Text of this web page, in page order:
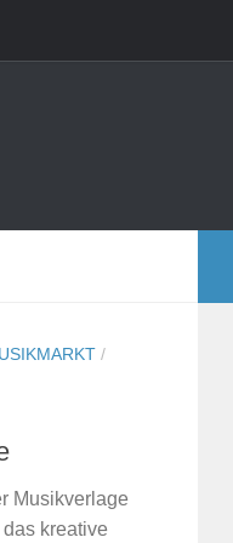
/
Musikverlage
kreative